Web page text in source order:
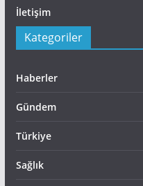
İletişim
Kategoriler
Haberler
Gündem
Türkiye
Sağlık